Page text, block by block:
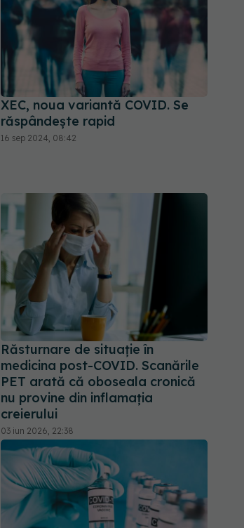
XEC, noua variantă COVID. Se
răspândește rapid
16 sep 2024, 08:42
Răsturnare de situație în
medicina post-COVID. Scanările
PET arată că oboseala cronică
nu provine din inflamația
creierului
03 iun 2026, 22:38